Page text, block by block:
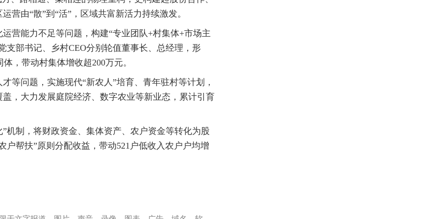
营由“散”到“活”，区域共富新活力持续激发。
营能力不足等问题，构建“专业团队+村集体+市场主
支部书记、乡村CEO分别轮值董事长、总经理，形
，带动村集体增收超200万元。
等问题，实施现代“新农人”培育、青年驻村等计划，
，大力发展庭院经济、数字农业等新业态，累计引育
机制，将财政资金、集体资产、农户资金等转化为股
户帮扶”原则分配收益，带动521户低收入农户户均增